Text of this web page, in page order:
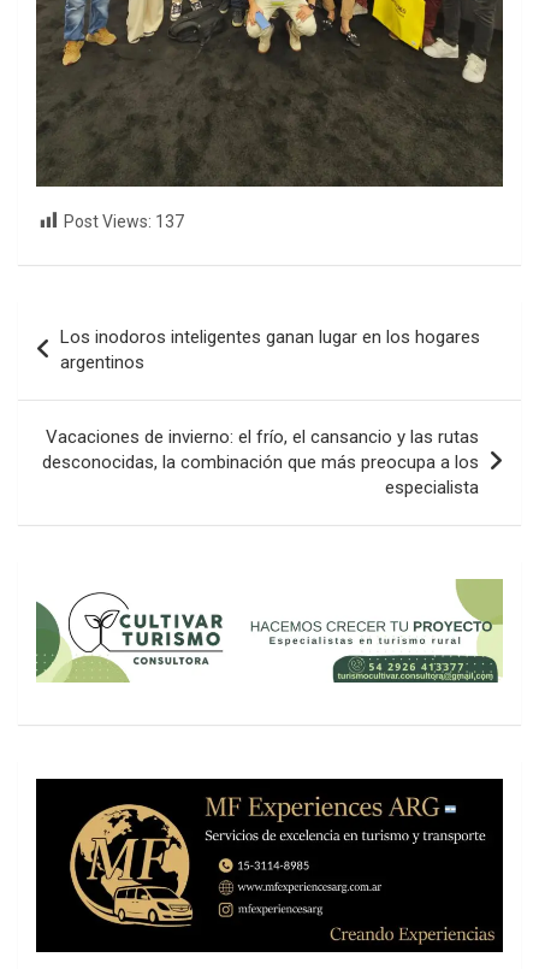
Post Views: 137
de
entradas
Los inodoros inteligentes ganan lugar en los hogares
argentinos
Vacaciones de invierno: el frío, el cansancio y las rutas
desconocidas, la combinación que más preocupa a los
especialista